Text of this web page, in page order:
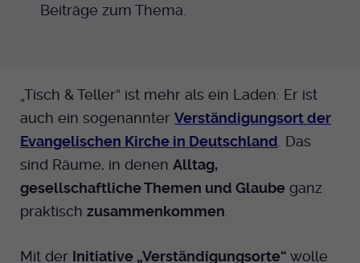
Beiträge zum Thema.
„Tisch & Teller“ ist mehr als ein Laden: Er ist
auch ein sogenannter Verständigungsort der
Evangelischen Kirche in Deutschland . Das
sind Räume, in denen Alltag,
gesellschaftliche Themen und Glaube ganz
praktisch zusammenkommen
Mit der Initiative „Verständigungsorte“ wolle